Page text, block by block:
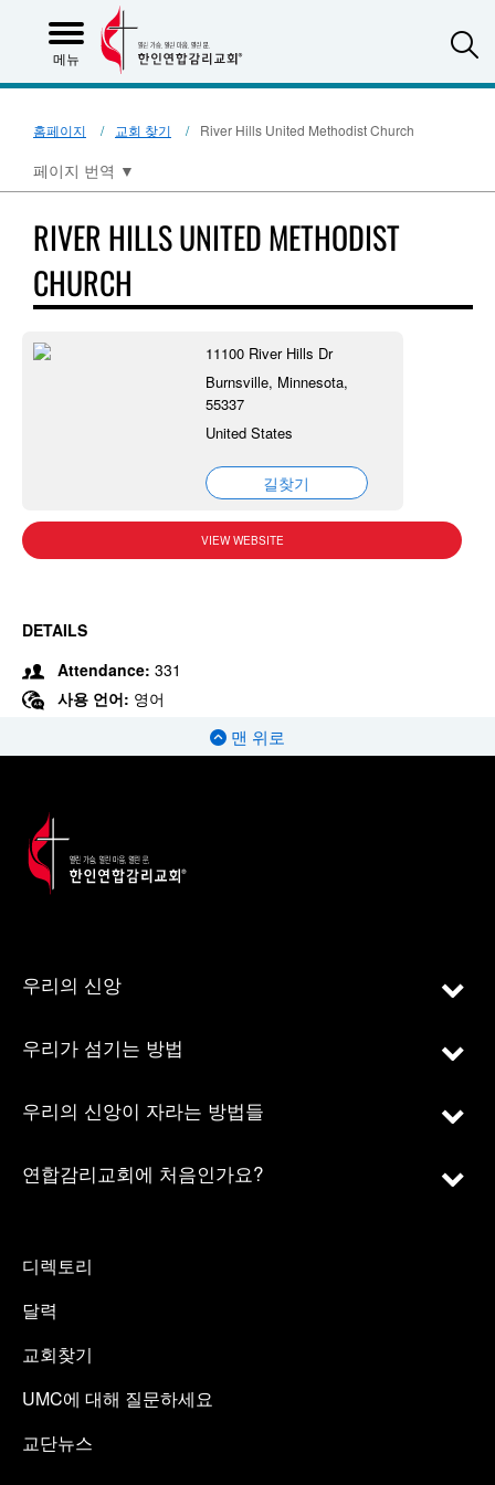
메뉴
홈페이지 교회 찾기 River Hills United Methodist Church
페이지 번역 ▼
RIVER HILLS UNITED METHODIST
CHURCH
11100 River Hills Dr
Burnsville, Minnesota,
55337
United States
길찾기
VIEW WEBSITE
DETAILS
Attendance: 331
사용 언어: 영어
맨 위로
우리의 신앙
우리가 섬기는 방법
우리의 신앙이 자라는 방법들
연합감리교회에 처음인가요?
디렉토리
달력
교회찾기
UMC에 대해 질문하세요
교단뉴스